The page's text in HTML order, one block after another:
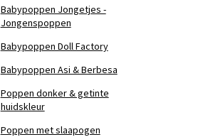
Babypoppen Jongetjes -
Jongenspoppen
Babypoppen Doll Factory
Babypoppen Asi & Berbesa
Poppen donker & getinte
huidskleur
Poppen met slaapogen